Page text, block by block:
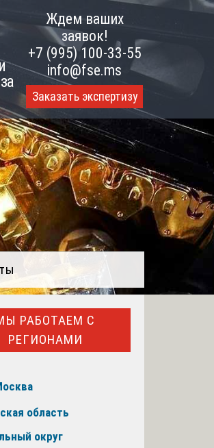
Ждем ваших
заявок!
+7 (995) 100-33-55
info@fse.ms
Заказать экспертизу
РАБОТАЕМ С
РЕГИОНАМИ
область
округ